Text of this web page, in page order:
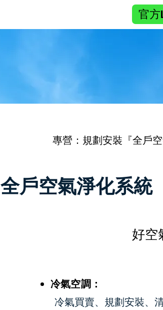
官方
專營：規劃安裝『全戶
全戶空氣淨化系統
好空
冷氣空調：
冷氣買賣、規劃安裝、